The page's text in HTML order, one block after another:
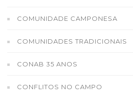
COMUNIDADE CAMPONESA
COMUNIDADES TRADICIONAIS
CONAB 35 ANOS
CONFLITOS NO CAMPO